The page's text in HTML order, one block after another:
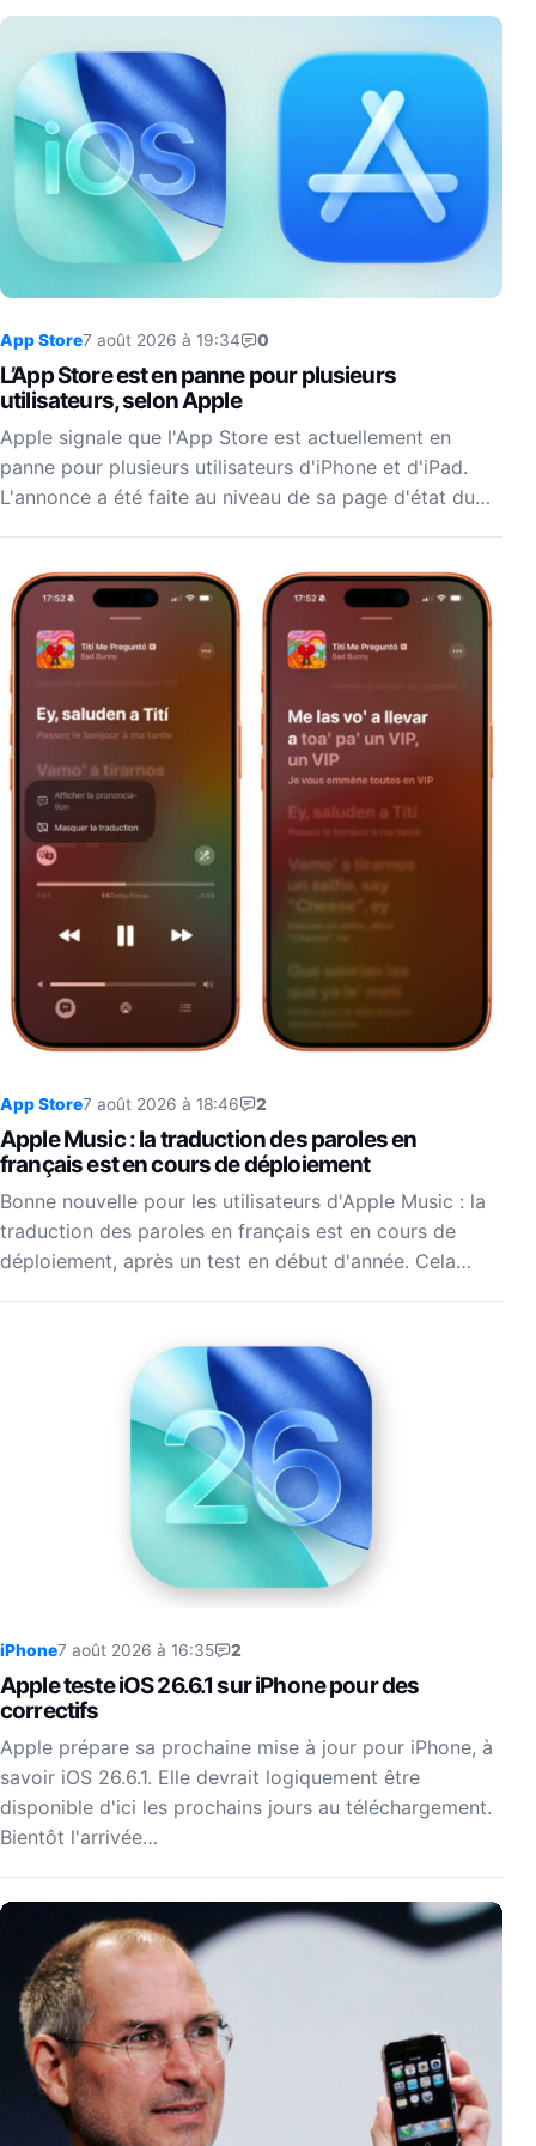
App Store7 août 2026 à 19:34 0
L’App Store est en panne pour plusieurs
utilisateurs, selon Apple
Apple signale que l'App Store est actuellement en
panne pour plusieurs utilisateurs d'iPhone et d'iPad.
L'annonce a été faite au niveau de sa page d'état du…
App Store7 août 2026 à 18:46 2
Apple Music : la traduction des paroles en
français est en cours de déploiement
Bonne nouvelle pour les utilisateurs d'Apple Music : la
traduction des paroles en français est en cours de
déploiement, après un test en début d'année. Cela…
iPhone7 août 2026 à 16:35 2
Apple teste iOS 26.6.1 sur iPhone pour des
correctifs
Apple prépare sa prochaine mise à jour pour iPhone, à
savoir iOS 26.6.1. Elle devrait logiquement être
disponible d'ici les prochains jours au téléchargement.
Bientôt l'arrivée…